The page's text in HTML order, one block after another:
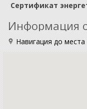
Сертификат
Информация
Навигация до места